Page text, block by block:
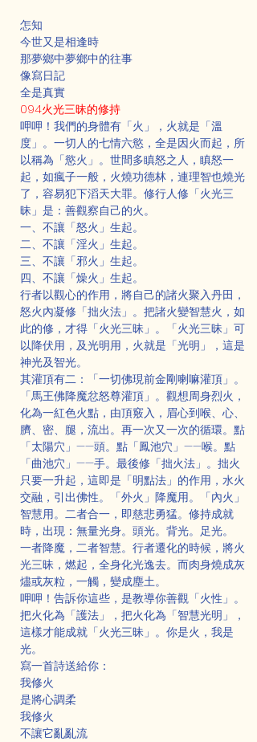
怎知
今世又是相逢時
那夢鄉中夢鄉中的往事
像寫日記
全是真實
094火光三昧的修持
呷呷！我們的身體有「火」，火就是「溫
度」。一切人的七情六慾，全是因火而起，所
以稱為「慾火」。世間多瞋怒之人，瞋怒一
起，如瘋子一般，火燒功德林，連理智也燒光
了，容易犯下滔天大罪。修行人修「火光三
昧」是：善觀察自己的火。
一、不讓「怒火」生起。
二、不讓「淫火」生起。
三、不讓「邪火」生起。
四、不讓「燥火」生起。
行者以觀心的作用，將自己的諸火聚入丹田，
怒火內凝修「拙火法」。把諸火變智慧火，如
此的修，才得「火光三昧」。「火光三昧」可
以降伏用，及光明用，火就是「光明」，這是
神光及智光。
其灌頂有二：「一切佛現前金剛喇嘛灌頂」。
「馬王佛降魔忿怒尊灌頂」。觀想周身烈火，
化為一紅色火點，由頂竅入，眉心到喉、心、
臍、密、腿，流出。再一次又一次的循環。點
「太陽穴」——頭。點「鳳池穴」——喉。點
「曲池穴」——手。最後修「拙火法」。拙火
只要一升起，這即是「明點法」的作用，水火
交融，引出佛性。「外火」降魔用。「內火」
智慧用。二者合一，即慈悲勇猛。修持成就
時，出現：無量光身。頭光。背光。足光。
一者降魔，二者智慧。行者遷化的時候，將火
光三昧，燃起，全身化光逸去。而肉身燒成灰
燼或灰粒，一觸，變成塵土。
呷呷！告訴你這些，是教導你善觀「火性」。
把火化為「護法」，把火化為「智慧光明」，
這樣才能成就「火光三昧」。你是火，我是
光。
寫一首詩送給你：
我修火
是將心調柔
我修火
不讓它亂亂流